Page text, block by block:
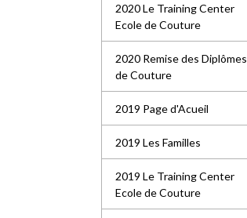
2020 Le Training Center
Ecole de Couture
2020 Remise des Diplômes
de Couture
2019 Page d'Acueil
2019 Les Familles
2019 Le Training Center
Ecole de Couture